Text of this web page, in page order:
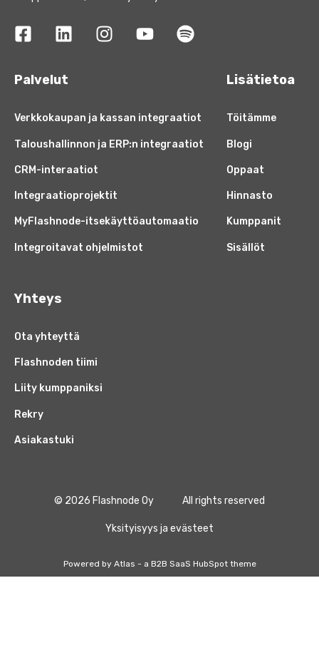
Palvelut
Verkkokaupan ja kassan integraatiot
Taloushallinnon ja ERP:n integraatiot
CRM-interaatiot
Integraatioprojektit
MyFlashnode-itsekäyttöautomaatio
Integroitavat ohjelmistot
Lisätietoa
Töitämme
Blogi
Oppaat
Hinnasto
Kumppanit
Sisällöt
Yhteys
Ota yhteyttä
Flashnoden tiimi
Liity kumppaniksi
Rekry
Asiakastuki
© 2026 Flashnode Oy All rights reserved
Yksityisyys ja evästeet
Powered by Atlas - a B2B SaaS HubSpot theme